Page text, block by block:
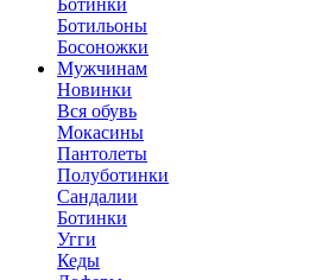
Ботинки
Ботильоны
Босоножки
Мужчинам
Новинки
Вся обувь
Мокасины
Пантолеты
Полуботинки
Сандалии
Ботинки
Угги
Кеды